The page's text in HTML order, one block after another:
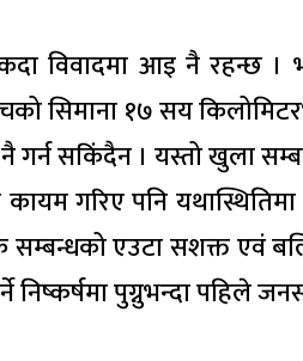
विवादमा आइ नै रहन्छ ।
सिमाना १७ सय
सकिंदैन । यस्तो खुला
कायम गरिए पनि
एउटा सशक्त एवं
पुग्नुभन्दा पहिले